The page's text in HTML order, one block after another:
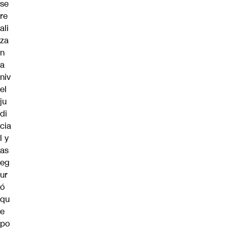
se
re
ali
za
n
a
niv
el
ju
di
cia
l y
as
eg
ur
ó
qu
e
po